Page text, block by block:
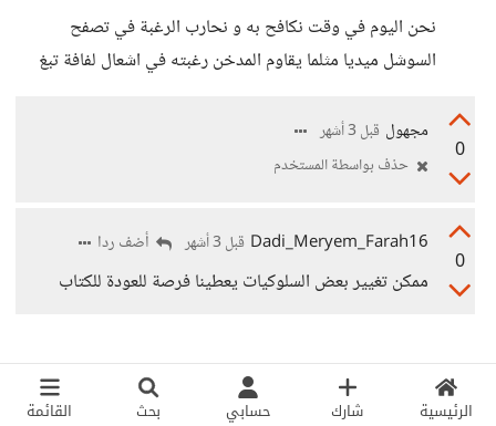
الرئيسية شارك حسابي بحث القائمة
نحن اليوم في وقت نكافح به و نحارب الرغبة في تصفح
السوشل ميديا مثلما يقاوم المدخن رغبته في اشعال لفافة تبغ
0
مجهول قبل 3 أشهر
حذف بواسطة المستخدم
0
Dadi_Meryem_Farah16 قبل 3 أشهر أضف ردا
ممكن تغيير بعض السلوكيات يعطينا فرصة للعودة للكتاب